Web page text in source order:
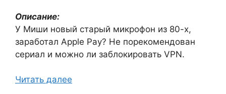
Описание:
У Миши новый старый микрофон из 80-х,
заработал Apple Pay? Не порекомендован
сериал и можно ли заблокировать VPN.
Читать далее